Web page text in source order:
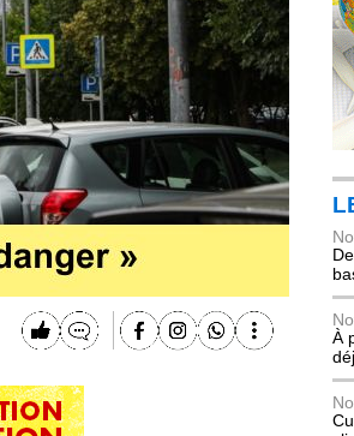
À